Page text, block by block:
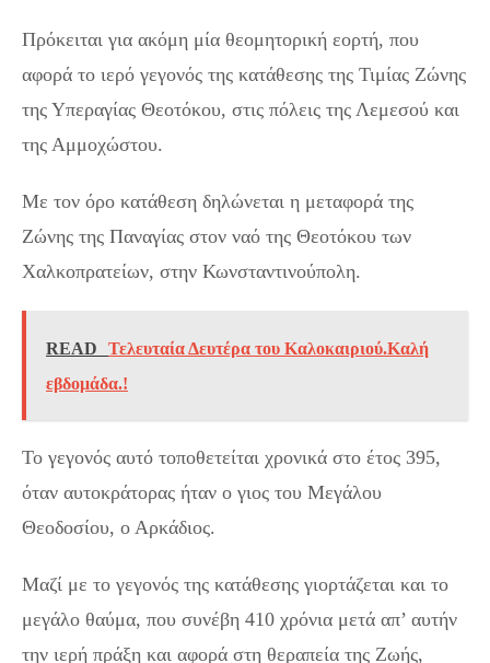
Πρόκειται για ακόμη μία θεομητορική εορτή, που
αφορά το ιερό γεγονός της κατάθεσης της Τιμίας Ζώνης
της Υπεραγίας Θεοτόκου, στις πόλεις της Λεμεσού και
της Αμμοχώστου.
Με τον όρο κατάθεση δηλώνεται η μεταφορά της
Ζώνης της Παναγίας στον ναό της Θεοτόκου των
Χαλκοπρατείων, στην Κωνσταντινούπολη.
READ
Τελευταία Δευτέρα του Καλοκαιριού.Καλή
εβδομάδα.!
Το γεγονός αυτό τοποθετείται χρονικά στο έτος 395,
όταν αυτοκράτορας ήταν ο γιος του Μεγάλου
Θεοδοσίου, ο Αρκάδιος.
Μαζί με το γεγονός της κατάθεσης γιορτάζεται και το
μεγάλο θαύμα, που συνέβη 410 χρόνια μετά απ’ αυτήν
την ιερή πράξη και αφορά στη θεραπεία της Ζωής,